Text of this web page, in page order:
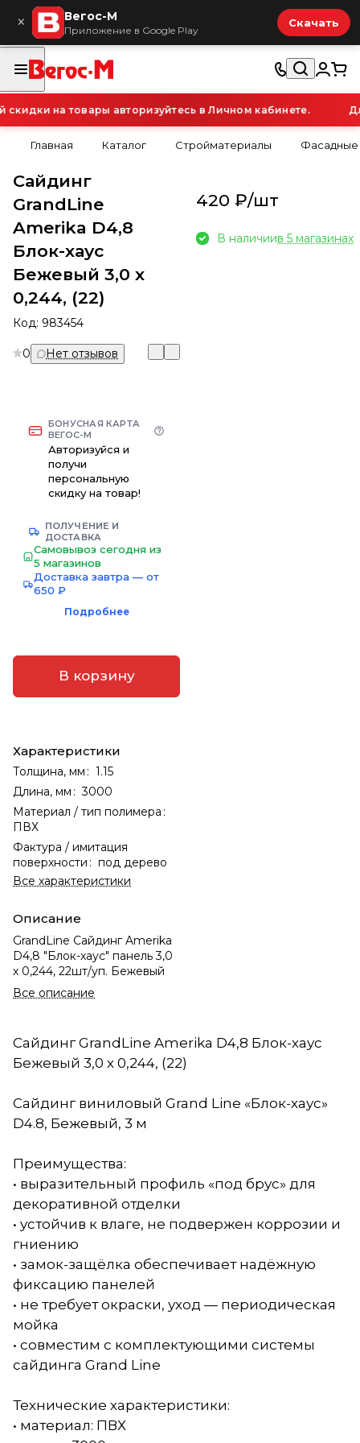
× Вегос-М
Приложение в Google Play
Скачать
на товары авторизуйтесь в Личном кабинете.
Главная Каталог Стройматериалы Фасадные
Сайдинг
GrandLine
Amerika D4,8
Блок-хаус
Бежевый 3,0 х
0,244, (22)
Код: 983454
0 Нет отзывов
БОНУСНАЯ КАРТА
ВЕГОС-М
Авторизуйся и
получи
персональную
скидку на товар!
ПОЛУЧЕНИЕ И
ДОСТАВКА
Самовывоз сегодня из
5 магазинов
Доставка завтра — от
650 ₽
Подробнее
В корзину
Характеристики
Толщина, мм : 1.15
Длина, мм : 3000
Материал / тип полимера :
ПВХ
Фактура / имитация
поверхности : под дерево
Все характеристики
Описание
GrandLine Сайдинг Amerika
D4,8 "Блок-хаус" панель 3,0
х 0,244, 22шт/уп. Бежевый
Все описание
420 ₽/шт
В наличиив 5 магазинах
Сайдинг GrandLine Amerika D4,8 Блок-хаус
Бежевый 3,0 х 0,244, (22)
Сайдинг виниловый Grand Line «Блок-хаус»
D4.8, Бежевый, 3 м
Преимущества:
• выразительный профиль «под брус» для
декоративной отделки
• устойчив к влаге, не подвержен коррозии и
гниению
• замок-защёлка обеспечивает надёжную
фиксацию панелей
• не требует окраски, уход — периодическая
мойка
• совместим с комплектующими системы
сайдинга Grand Line
Технические характеристики:
• материал: ПВХ